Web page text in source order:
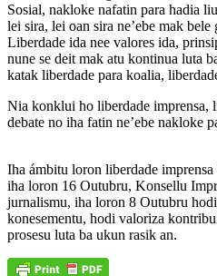
Sosial, nakloke nafatin para hadia
lei sira, lei oan sira ne’ebe mak
Liberdade ida nee valores ida,
nune se deit mak atu kontinua luta
katak liberdade para koalia,
Nia konklui ho liberdade imprensa,
debate no iha fatin ne’ebe nakloke
Iha ámbitu loron liberdade imprensa
iha loron 16 Outubru, Konsellu
jurnalismu, iha loron 8 Outubru
konesementu, hodi valoriza
prosesu luta ba ukun rasik an.